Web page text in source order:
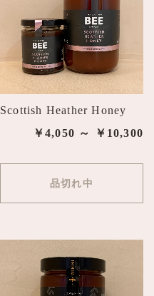
Scottish Heather Honey
￥4,050 ～ ￥10,300
品切れ中